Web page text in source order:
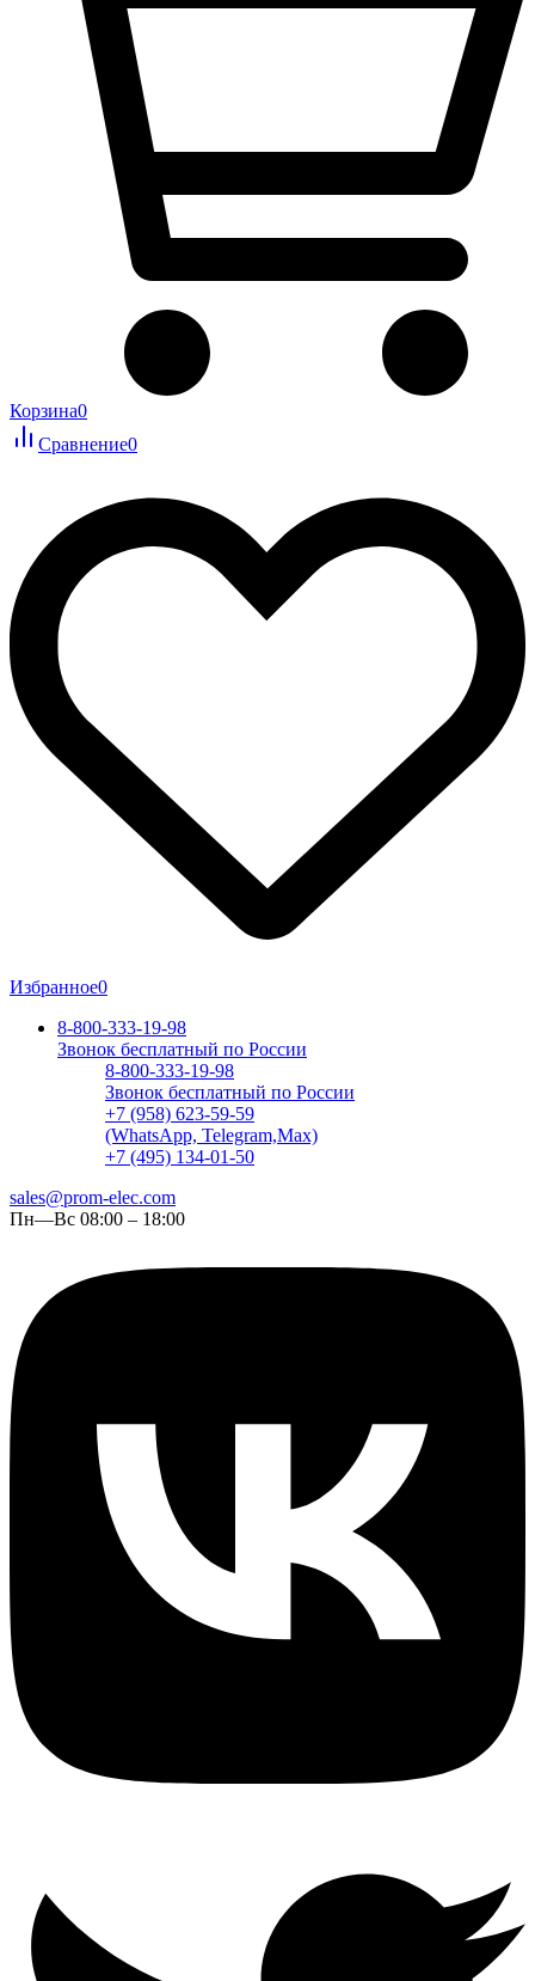
Корзина0
Сравнение0
Избранное0
8-800-333-19-98
Звонок бесплатный по России
8-800-333-19-98
Звонок бесплатный по России
+7 (958) 623-59-59
(WhatsApp, Telegram,Max)
+7 (495) 134-01-50
sales@prom-elec.com
Пн—Вс 08:00 – 18:00